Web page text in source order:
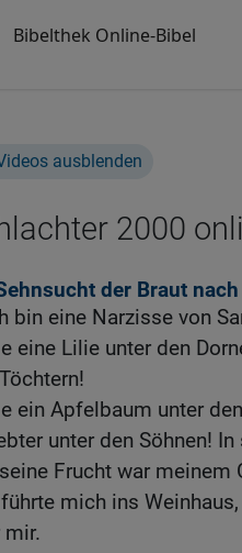
Bibelthek Online-Bibel
ausblenden
2000
der Braut
bin eine Narzisse von
eine Lilie unter den
ein Apfelbaum unter
unter den Söhnen!
Frucht war meinem
mich ins
mir.